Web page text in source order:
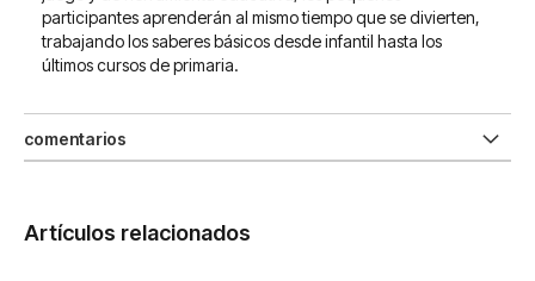
participantes aprenderán al mismo tiempo que se divierten,
trabajando los saberes básicos desde infantil hasta los
últimos cursos de primaria.
comentarios
Artículos relacionados